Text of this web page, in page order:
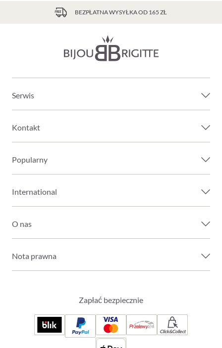
BEZPŁATNA WYSYŁKA OD 165 ZŁ
Serwis
Kontakt
Popularny
International
O nas
Nota prawna
Zapłać bezpiecznie
Click&Collect